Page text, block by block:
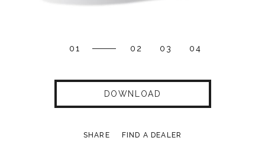
01 02 03 04
DOWNLOAD
SHARE FIND A DEALER